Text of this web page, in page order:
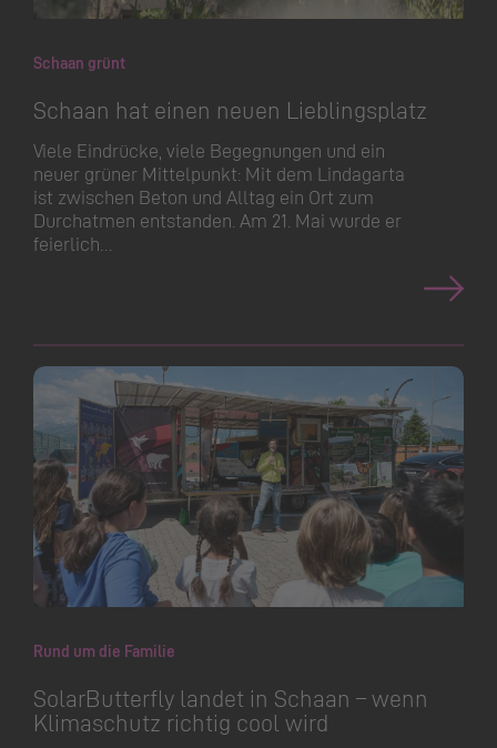
Schaan grünt
Schaan hat einen neuen Lieblingsplatz
Viele Eindrücke, viele Begegnungen und ein
neuer grüner Mittelpunkt: Mit dem Lindagarta
ist zwischen Beton und Alltag ein Ort zum
Durchatmen entstanden. Am 21. Mai wurde er
feierlich…
Rund um die Familie
SolarButterfly landet in Schaan – wenn
Klimaschutz richtig cool wird